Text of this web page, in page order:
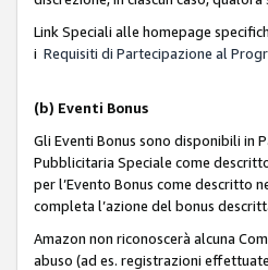
Link Speciali alle homepage
i Requisiti di Partecipazione al
(b) Eventi Bonus
Gli Eventi Bonus sono disponibili in
Pubblicitaria Speciale come
per l’Evento Bonus come descritto
completa l’azione del bonus
Amazon non riconoscerà alcuna
abuso (ad es. registrazioni